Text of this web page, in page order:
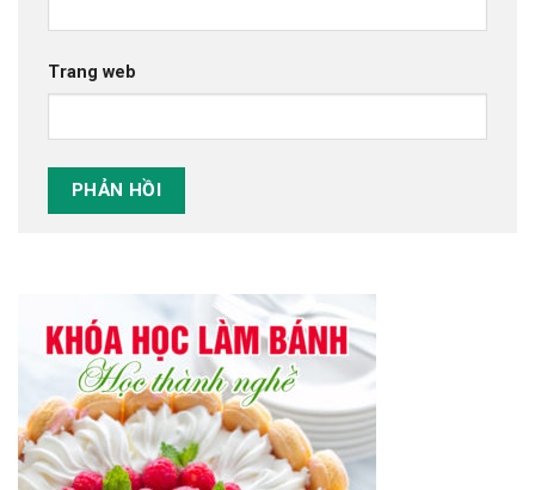
Trang web